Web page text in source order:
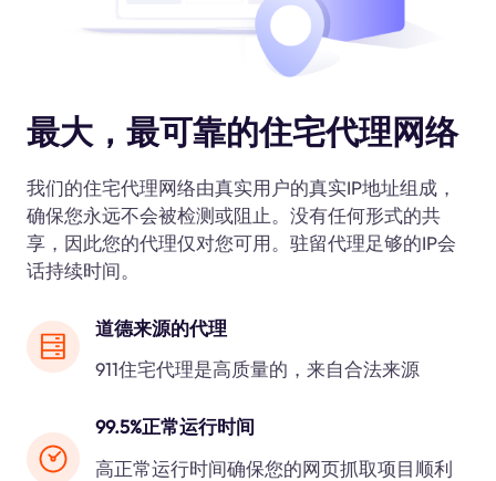
最大，最可靠的住宅代理网络
我们的住宅代理网络由真实用户的真实IP地址组成，
确保您永远不会被检测或阻止。没有任何形式的共
享，因此您的代理仅对您可用。驻留代理足够的IP会
话持续时间。
道德来源的代理
911住宅代理是高质量的，来自合法来源
99.5%正常运行时间
高正常运行时间确保您的网页抓取项目顺利